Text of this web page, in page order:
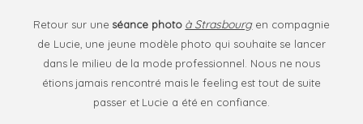
Retour sur une séance photo à Strasbourgen compagnie
de Lucie, une jeune modèle photo qui souhaite se lancer
dans le milieu de la mode professionnel. Nous ne nous
étions jamais rencontré mais le feeling est tout de suite
passer et Lucie a été en confiance.
call yourself a
creative,
proudly wear
that title, be
memorable,